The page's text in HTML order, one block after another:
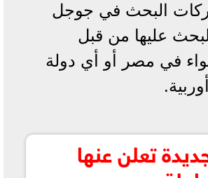
البحث في جوجل
عليها من قبل
في مصر أو أي دولة
تعلن عنها